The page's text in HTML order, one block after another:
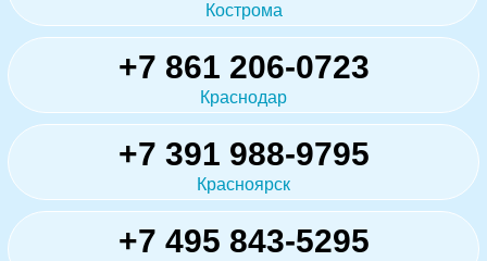
Кострома
+7 861 206-0723
Краснодар
+7 391 988-9795
Красноярск
+7 495 843-5295